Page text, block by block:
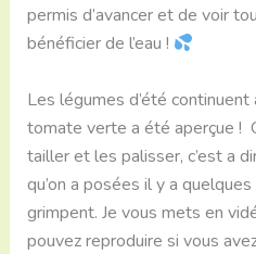
permis d’avancer et de voir
bénéficier de l’eau !
Les légumes d’été
tomate verte a été aperçue !
tailler et les palisser, c’est a
qu’on a posées il y a
grimpent. Je vous mets en
pouvez reproduire si vous